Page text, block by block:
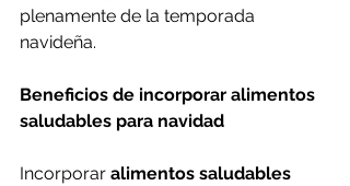
plenamente de la temporada
navideña.
Beneficios de incorporar alimentos
saludables para navidad
Incorporar alimentos saludables